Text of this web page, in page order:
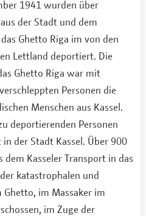
1941 wurden über
der Stadt und dem
Ghetto Riga im von den
Lettland deportiert. Die
Ghetto Riga war mit
Personen die
Menschen aus Kassel.
deportierenden Personen
der Stadt Kassel. Über 900
dem Kasseler Transport in das
katastrophalen und
im Massaker im
im Zuge der